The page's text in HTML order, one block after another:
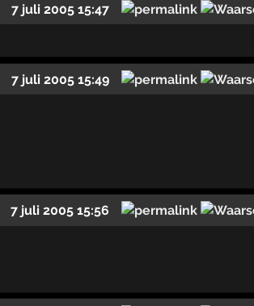
7 juli 2005 15:47
7 juli 2005 15:49
7 juli 2005 15:56